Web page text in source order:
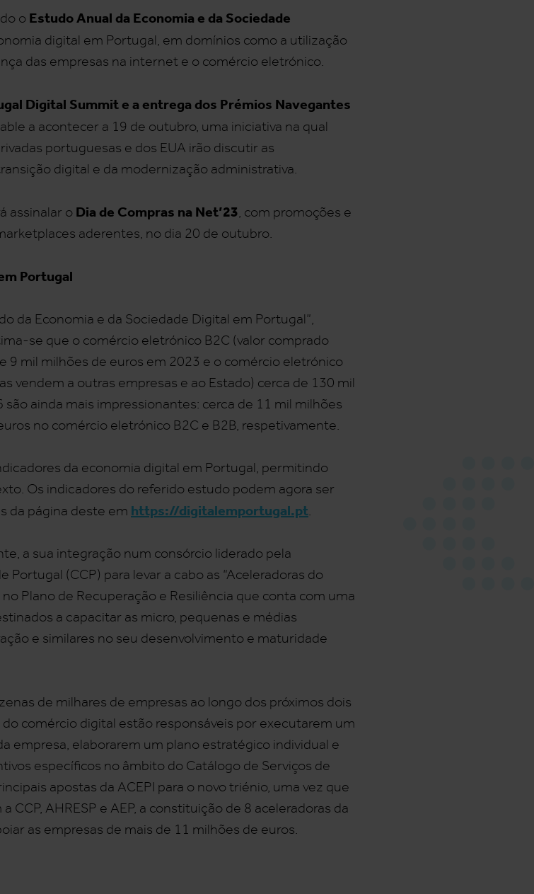
o Estudo Anual da Economia e da Sociedade
digital em Portugal, em domínios como a utilização
das empresas na internet e o comércio eletrónico.
Digital Summit e a entrega dos Prémios Navegantes
a acontecer a 19 de outubro, uma iniciativa na qual
portuguesas e dos EUA irão discutir as
digital e da modernização administrativa.
assinalar o Dia de Compras na Net’23, com promoções e
aderentes, no dia 20 de outubro.
Portugal
da Economia e da Sociedade Digital em Portugal”,
se que o comércio eletrónico B2C (valor comprado
9 mil milhões de euros em 2023 e o comércio eletrónico
vendem a outras empresas e ao Estado) cerca de 130 mil
ainda mais impressionantes: cerca de 11 mil milhões
no comércio eletrónico B2C e B2B, respetivamente.
da economia digital em Portugal, permitindo
Os indicadores do referido estudo podem agora ser
da página deste em https://digitalemportugal.pt.
a sua integração num consórcio liderado pela
(CCP) para levar a cabo as “Aceleradoras do
Plano de Recuperação e Resiliência que conta com uma
a capacitar as micro, pequenas e médias
e similares no seu desenvolvimento e maturidade
de milhares de empresas ao longo dos próximos dois
do comércio digital estão responsáveis por executarem um
empresa, elaborarem um plano estratégico individual e
específicos no âmbito do Catálogo de Serviços de
apostas da ACEPI para o novo triénio, uma vez que
CCP, AHRESP e AEP, a constituição de 8 aceleradoras da
as empresas de mais de 11 milhões de euros.